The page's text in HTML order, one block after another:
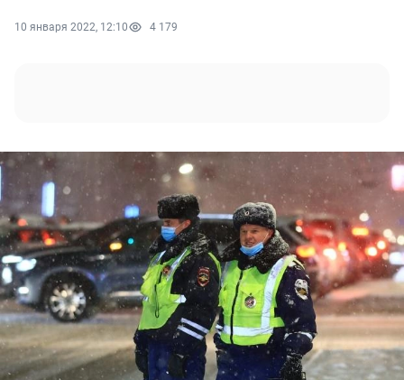
10 января 2022, 12:10 4 179